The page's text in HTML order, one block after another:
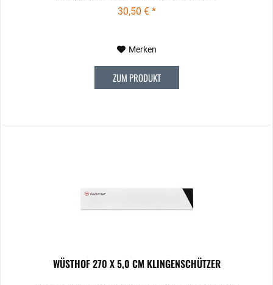
30,50 € *
Merken
ZUM PRODUKT
WÜSTHOF 270 X 5,0 CM KLINGENSCHÜTZER